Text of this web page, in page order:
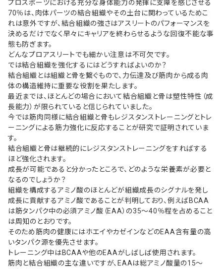
プロスポーツにおける充分な身体能力の発揮に支障を感じさせる
70％は、肉体パーツの結合組織やその土台に関わっているためこ
れは意外ですが、結合組織の強さはアスリートのパフォーマンスを
決めるだけでなく早々にキャリアを終わらせるような回復不能な事
態も防ぎます。
どんなプロアスリートでも細かい注意は不可欠です。
では結合組織を強化するにはどうすればよいのか？
結合組織とは組織と骨を繋ぐもので、力伝達及び筋肉から成る肉
体の構造維持に重要な役割を果たします。
最近までは、ほとんどの場合において結合組織と骨は塑性特性（成
長能力）が限られていると信じられていました。
今では筋肉同様に結合組織と骨もレジスタンストレーニングとトレ
ーニングによる筋力強化に反応することが研究で証明されていま
す。
結合組織と骨は継続的にレジスタンストレーニングをすればする
ほど強化されます。
成長が可能であると分かったところで、どのような栄養素が必要と
なるのでしょうか？
組織を構成するアミノ酸のほとんどが組織成長のシグナルを発し
成長に貢献するアミノ酸であることが判明しており、例えばBCAA
は筋タンパク中の必須アミノ酸（EAA）の35～40％程を占めること
は周知のとおりです。
そのため筋肉の健康にはホエイやカゼインなどのEAA含有量の高
いタンパク源を優先させます。
トレーニング中はBCAAや他のEAAがしばしば使用されます。
筋肉と結合組織の主な違いですが、EAAは総アミノ酸量の15～